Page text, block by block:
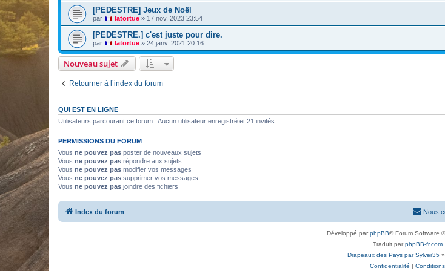
[PEDESTRE] Jeux de Noël
par latortue » 17 nov. 2023 23:54
[PEDESTRE.] c'est juste pour dire.
par latortue » 24 janv. 2021 20:16
Nouveau sujet
Retourner à l’index du forum
QUI EST EN LIGNE
Utilisateurs parcourant ce forum : Aucun utilisateur enregistré et 21 invités
PERMISSIONS DU FORUM
Vous ne pouvez pas poster de nouveaux sujets
Vous ne pouvez pas répondre aux sujets
Vous ne pouvez pas modifier vos messages
Vous ne pouvez pas supprimer vos messages
Vous ne pouvez pas joindre des fichiers
Index du forum Nous
Développé parphpBB® Forum Software
Traduit parphpBB-fr.com
Drapeaux des Pays par Sylver35
Confidentialité | Conditions